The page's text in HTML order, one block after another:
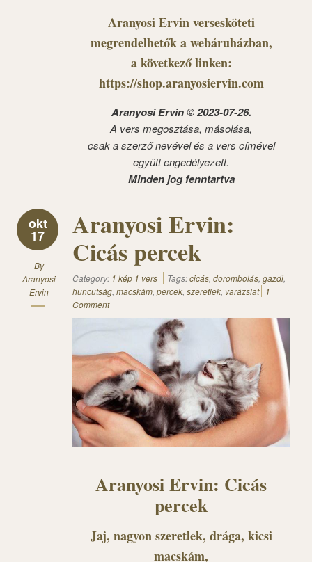
Aranyosi Ervin versesköteti
megrendelhetők a webáruházban,
a következő linken:
https://shop.aranyosiervin.com
Aranyosi Ervin © 2023-07-26.
A vers megosztása, másolása,
csak a szerző nevével és a vers címével
együtt engedélyezett.
Minden jog fenntartva
okt
17
By
Aranyosi
Ervin
Aranyosi Ervin:
Cicás percek
Category: 1 kép 1 vers Tags:cicás, dorombolás, gazdi,
huncutság, macskám, percek, szeretlek, varázslat
1
Comment
Aranyosi Ervin: Cicás
percek
Jaj, nagyon szeretlek, drága, kicsi
macskám,